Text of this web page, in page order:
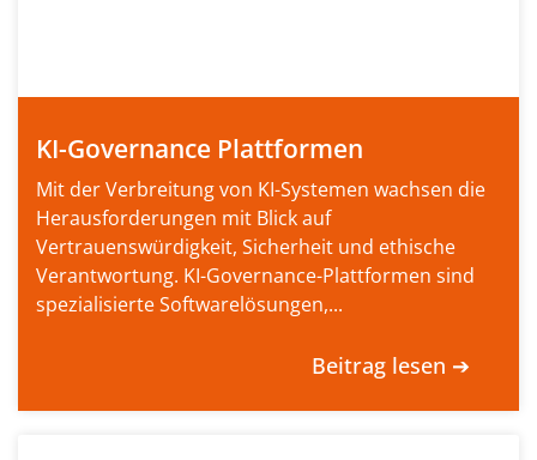
KI-Governance Plattformen
Mit der Verbreitung von KI-Systemen wachsen die
Herausforderungen mit Blick auf
Vertrauenswürdigkeit, Sicherheit und ethische
Verantwortung. KI-Governance-Plattformen sind
spezialisierte Softwarelösungen,...
Beitrag lesen ➔